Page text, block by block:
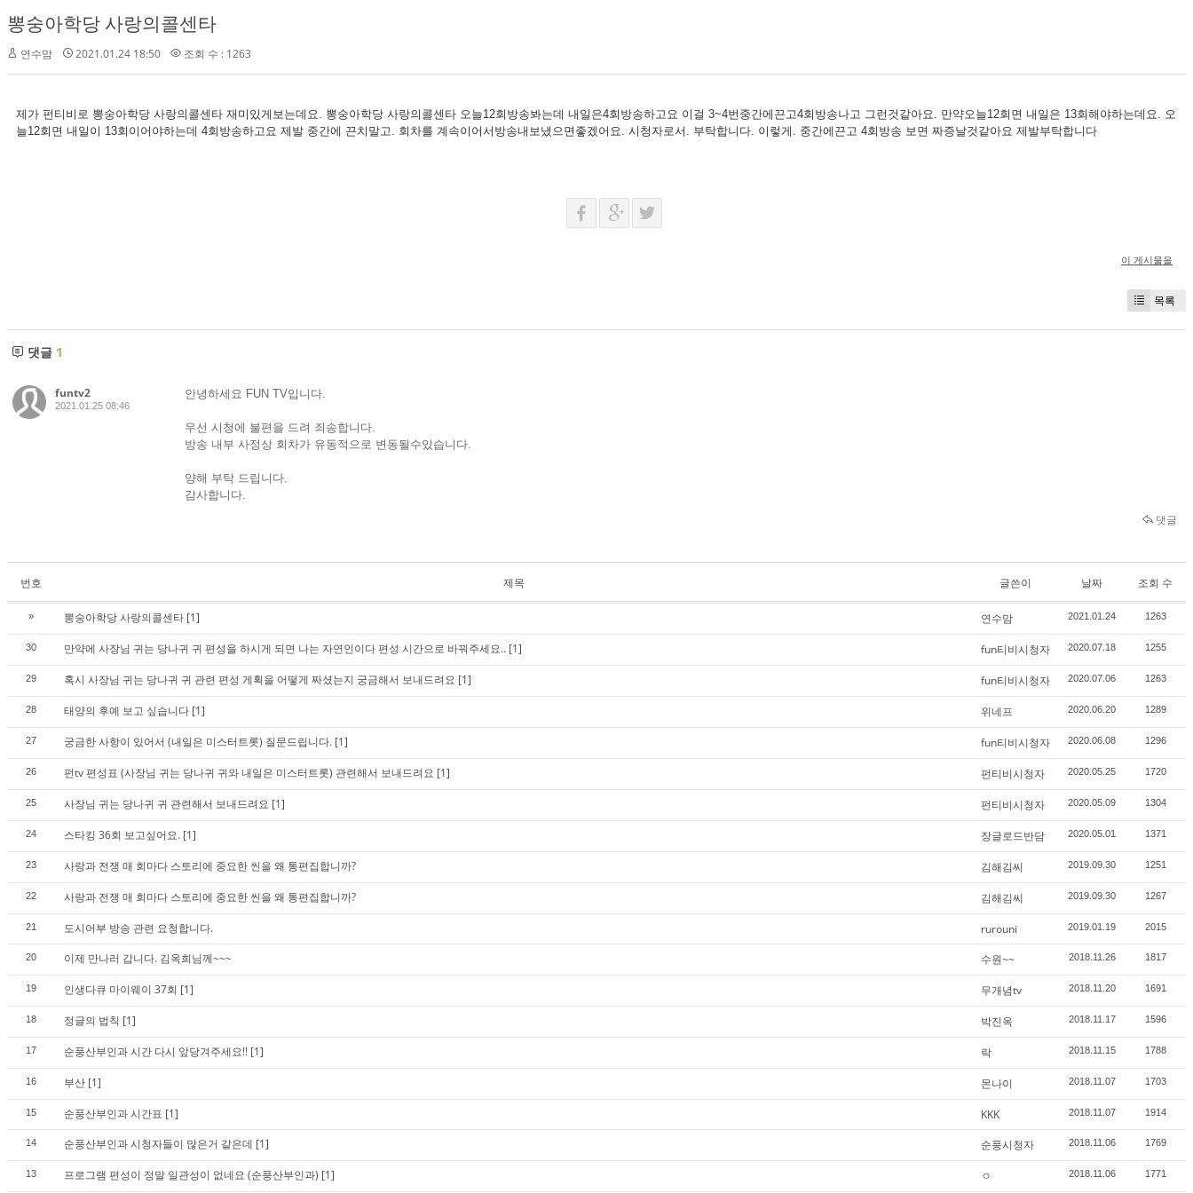
뽕숭아학당 사랑의콜센타
연수맘 2021.01.24 18:50 조회 수 : 1263
제가 펀티비로 뽕숭아학당 사랑의콜센타 재미있게보는데요. 뽕숭아학당 사랑의콜센타 오늘12회방송봐는데 내일은4회방송하고요 이걸 3~4번중간에끈고4회방송나고 그런것같아요. 만약오늘12회면 내일은 13회해야하는데요. 오
늘12회면 내일이 13회이어야하는데 4회방송하고요 제발 중간에 끈치말고. 회차를 계속이어서방송내보냈으면좋겠어요. 시청자로서. 부탁합니다. 이렇게. 중간에끈고 4회방송 보면 짜증날것같아요 제발부탁합니다
이 게시물을
목록
댓글 1
funtv2
2021.01.25 08:46
안녕하세요 FUN TV입니다.
우선 시청에 불편을 드려 죄송합니다.
방송 내부 사정상 회차가 유동적으로 변동될수있습니다.
양해 부탁 드립니다.
감사합니다.
댓글
번호 제목 글쓴이 날짜 조회 수
» 뽕숭아학당 사랑의콜센타 [1] 연수맘 2021.01.24 1263
30 만약에 사장님 귀는 당나귀 귀 편성을 하시게 되면 나는 자연인이다 편성 시간으로 바꿔주세요.. [1] fun티비시청자 2020.07.18 1255
29 혹시 사장님 귀는 당나귀 귀 관련 편성 게획을 어떻게 짜셨는지 궁금해서 보내드려요 [1] fun티비시청자 2020.07.06 1263
28 태양의 후예 보고 싶습니다 [1] 위네프 2020.06.20 1289
27 궁금한 사항이 있어서 (내일은 미스터트롯) 질문드립니다. [1] fun티비시청자 2020.06.08 1296
26 펀tv 편성표 (사장님 귀는 당나귀 귀와 내일은 미스터트롯) 관련해서 보내드려요 [1] 펀티비시청자 2020.05.25 1720
25 사장님 귀는 당나귀 귀 관련해서 보내드려요 [1] 펀티비시청자 2020.05.09 1304
24 스타킹 36회 보고싶어요. [1] 장글로드반담 2020.05.01 1371
23 사랑과 전쟁 매 회마다 스토리에 중요한 씬을 왜 통편집합니까? 김해김씨 2019.09.30 1251
22 사랑과 전쟁 매 회마다 스토리에 중요한 씬을 왜 통편집합니까? 김해김씨 2019.09.30 1267
21 도시어부 방송 관련 요청합니다. rurouni 2019.01.19 2015
20 이제 만나러 갑니다. 김옥희님께~~~ 수원~~ 2018.11.26 1817
19 인생다큐 마이웨이 37회 [1] 무개념tv 2018.11.20 1691
18 정글의 법칙 [1] 박진옥 2018.11.17 1596
17 순풍산부인과 시간 다시 앞당겨주세요!! [1] 락 2018.11.15 1788
16 부산 [1] 몬나이 2018.11.07 1703
15 순풍산부인과 시간표 [1] KKK 2018.11.07 1914
14 순풍산부인과 시청자들이 많은거 같은데 [1] 순풍시청자 2018.11.06 1769
13 프로그램 편성이 정말 일관성이 없네요 (순풍산부인과) [1] ㅇ 2018.11.06 1771